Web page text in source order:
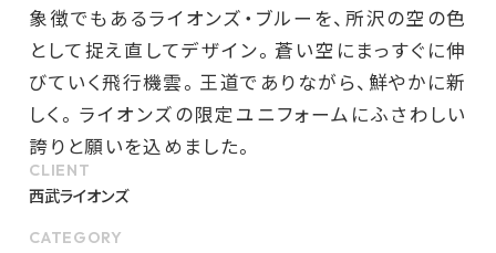
象徴でもあるライオンズ・ブルーを、所沢の空の色
として捉え直してデザイン。蒼い空にまっすぐに伸
びていく飛行機雲。王道でありながら、鮮やかに新
しく。ライオンズの限定ユニフォームにふさわしい
誇りと願いを込めました。
CLIENT
西武ライオンズ
CATEGORY